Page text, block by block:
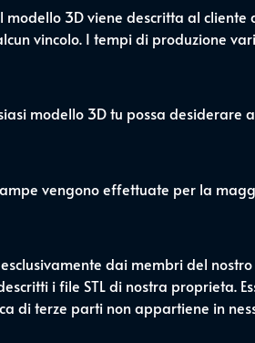
modello 3D viene descritta al
vincolo. I tempi di produzione
modello 3D tu possa
vengono effettuate per la
dai membri del
i file STL di nostra proprieta.
di terze parti non appartiene in